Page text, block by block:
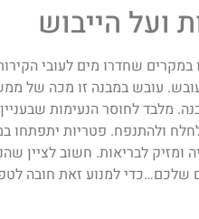
ועל הייבוש
שחדרו מים לעובי
עובש במבנה זו מכה של
לחוסר הנעימות
ולהתנפח. פטריות יתפתחו
ומזיק לבריאות. חשוב לציין
למנוע זאת חובה